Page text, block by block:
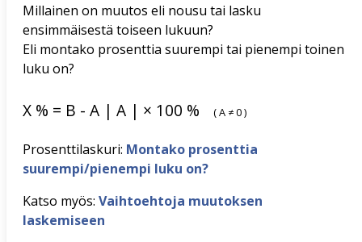
Millainen on muutos eli nousu tai lasku
ensimmäisestä toiseen lukuun?
Eli montako prosenttia suurempi tai pienempi toinen
luku on?
X % = B - A | A | × 100 % (A ≠0)
Prosenttilaskuri: Montako prosenttia
suurempi/pienempi luku on?
Katso myös: Vaihtoehtoja muutoksen
laskemiseen